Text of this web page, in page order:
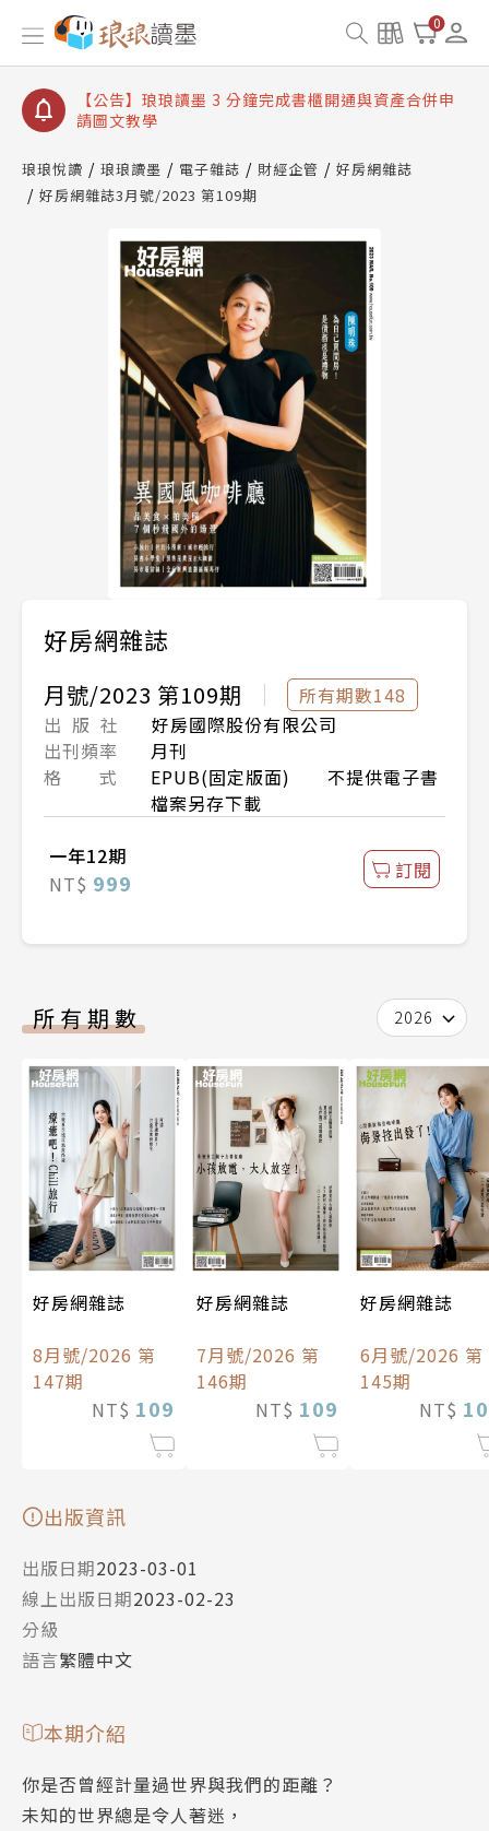
0
【公告】琅琅讀墨數位閱讀資產合併與書櫃開通申請
【公告】琅琅讀墨書櫃開通常見問題
【公告】琅琅讀墨 3 分鐘完成書櫃開通與資產合併申
請圖文教學
查詢
【公告】琅琅讀墨數位閱讀資產合併與書櫃開通申請
琅琅悅讀 琅琅讀墨 電子雜誌 財經企管
好房網雜誌
好房網雜誌3月號/2023 第109期
好房網雜誌
月號/2023 第109期
所有期數148
出 版 社
好房國際股份有限公司
出刊頻率
月刊
格 式
EPUB(固定版面) 不提供電子書
檔案另存下載
一年12期
NT$ 999 訂閱
所有期數 2026
好房網雜誌
8月號/2026 第
147期
NT$ 109
好房網雜誌
7月號/2026 第
146期
NT$ 109
好房網雜誌
6月號/2026 第
145期
NT$
出版資訊
出版日期2023-03-01
線上出版日期2023-02-23
分級
語言繁體中文
本期介紹
你是否曾經計量過世界與我們的距離？
未知的世界總是令人著迷，